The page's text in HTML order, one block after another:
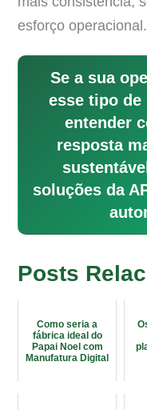
esforço operacional.
Se a sua
esse tipo de
entender
resposta
soluções da
Posts
Como seria a
fábrica ideal do
Papai Noel com
Manufatura Digital